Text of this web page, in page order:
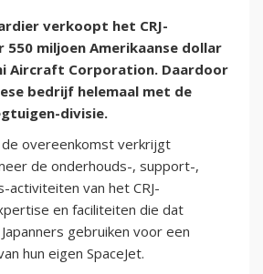
verkoopt het CRJ-
miljoen Amerikaanse dollar
Aircraft Corporation. Daardoor
bedrijf helemaal met de
divisie.
overeenkomst verkrijgt
de onderhouds-, support-,
activiteiten van het CRJ-
en faciliteiten die dat
gebruiken voor een
hun eigen SpaceJet.